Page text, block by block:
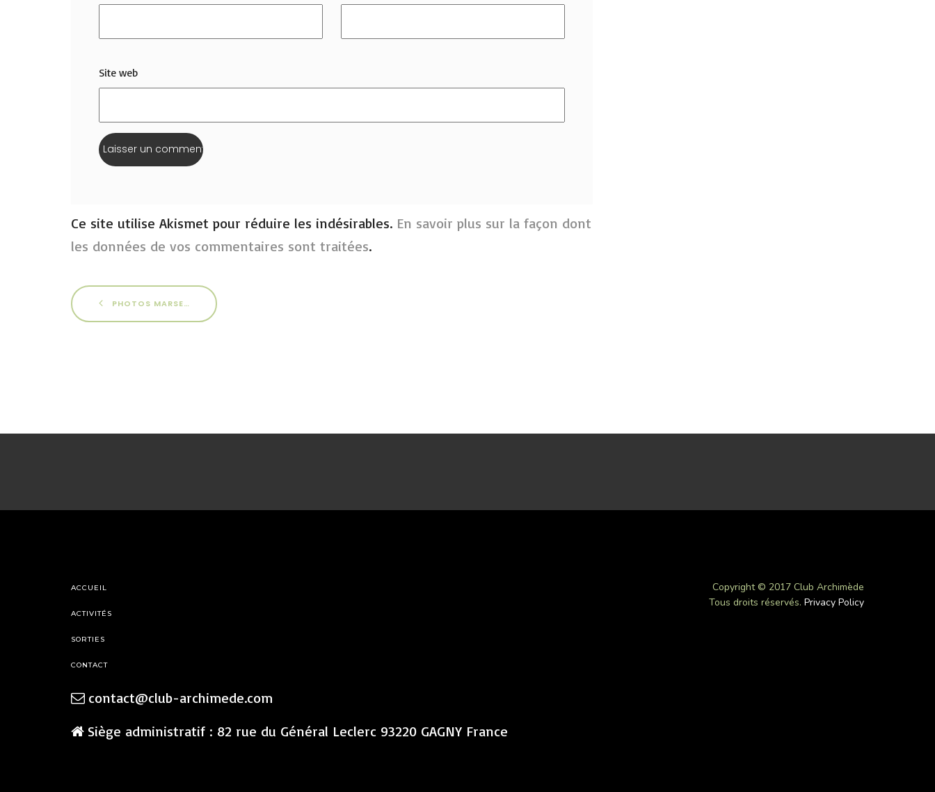
Site web
Ce site utilise Akismet pour réduire les indésirables. En savoir plus sur la façon dont
les données de vos commentaires sont traitées.
PHOTOS MARSEILLE 2013
ACCUEIL
ACTIVITÉS
SORTIES
CONTACT
contact@club-archimede.com
Siège administratif : 82 rue du Général Leclerc 93220 GAGNY France
Copyright © 2017 Club Archimède
Tous droits réservés. Privacy Policy